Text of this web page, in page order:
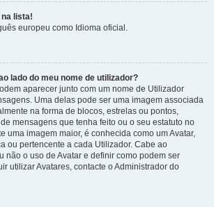
lista!
europeu como Idioma oficial.
lado do meu nome de utilizador?
aparecer junto com um nome de Utilizador
Uma delas pode ser uma imagem associada
na forma de blocos, estrelas ou pontos,
mensagens que tenha feito ou o seu estatuto no
uma imagem maior, é conhecida como um Avatar,
ou pertencente a cada Utilizador. Cabe ao
não o uso de Avatar e definir como podem ser
utilizar Avatares, contacte o Administrador do